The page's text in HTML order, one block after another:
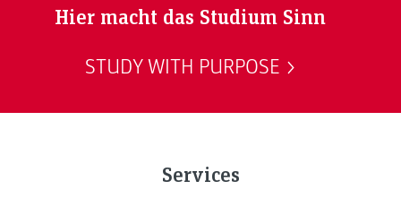
Hier macht das Studium Sinn
STUDY WITH PURPOSE
Services